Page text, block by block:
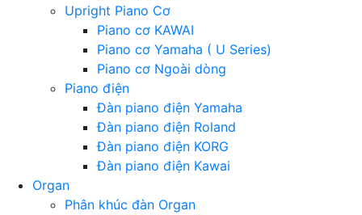
Upright Piano Cơ
Piano cơ KAWAI
Piano cơ Yamaha ( U Series)
Piano cơ Ngoài dòng
Piano điện
Đàn piano điện Yamaha
Đàn piano điện Roland
Đàn piano điện KORG
Đàn piano điện Kawai
Organ
Phân khúc đàn Organ